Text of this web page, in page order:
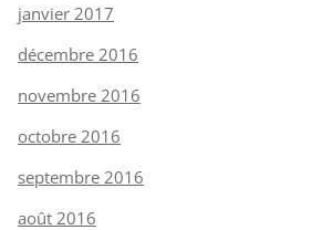
janvier 2017
décembre 2016
novembre 2016
octobre 2016
septembre 2016
août 2016